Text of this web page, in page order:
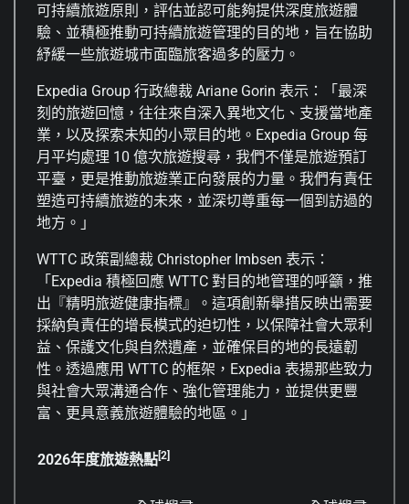
可持續旅遊原則，評估並認可能夠提供深度旅遊體
驗、並積極推動可持續旅遊管理的目的地，旨在協助
紓緩一些旅遊城市面臨旅客過多的壓力。
Expedia Group 行政總裁 Ariane Gorin 表示：「最深
刻的旅遊回憶，往往來自深入異地文化、支援當地產
業，以及探索未知的小眾目的地。Expedia Group 每
月平均處理 10 億次旅遊搜尋，我們不僅是旅遊預訂
平臺，更是推動旅遊業正向發展的力量。我們有責任
塑造可持續旅遊的未來，並深切尊重每一個到訪過的
地方。」
WTTC 政策副總裁 Christopher Imbsen 表示：
「Expedia 積極回應 WTTC 對目的地管理的呼籲，推
出『精明旅遊健康指標』。這項創新舉措反映出需要
採納負責任的增長模式的迫切性，以保障社會大眾利
益、保護文化與自然遺產，並確保目的地的長遠韌
性。透過應用 WTTC 的框架，Expedia 表揚那些致力
與社會大眾溝通合作、強化管理能力，並提供更豐
富、更具意義旅遊體驗的地區。」
2026年度旅遊熱點[2]